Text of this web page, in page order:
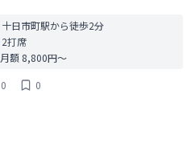
十日市町駅から徒歩2分
2打席
月額 8,800円〜
0
0